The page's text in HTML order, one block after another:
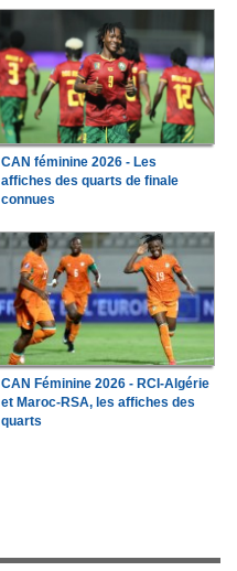
CAN féminine 2026 - Les
affiches des quarts de finale
connues
CAN Féminine 2026 - RCI-Algérie
et Maroc-RSA, les affiches des
quarts